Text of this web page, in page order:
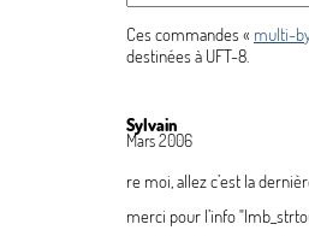
Ces commandes « multi-
destinées à UFT-8.
Sylvain
Mars 2006
re moi, allez c’est la
merci pour l’info "